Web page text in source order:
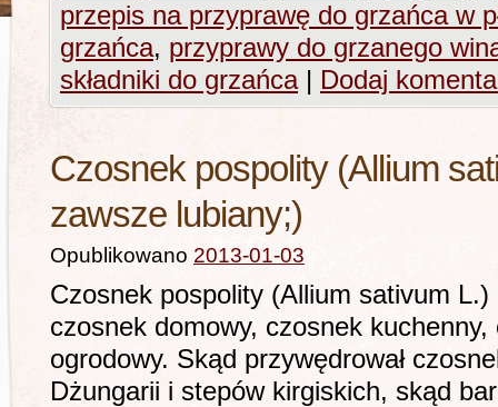
przepis na przyprawę do grzańca w
grzańca, przyprawy do grzanego
składniki do grzańca | Dodaj
Czosnek pospolity (Allium
zawsze lubiany;)
Opublikowano 2013-01-03
Czosnek pospolity (Allium sativum L.)
czosnek domowy, czosnek
ogrodowy. Skąd przywędrował
Dżungarii i stepów kirgiskich, skąd